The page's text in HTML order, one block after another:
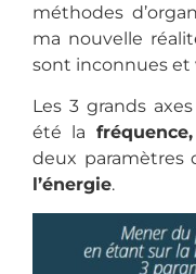
méthodes
ma nouvelle
sont inconnues et
Les 3 grands
été la fréquence,
deux paramètres
l’énergie.